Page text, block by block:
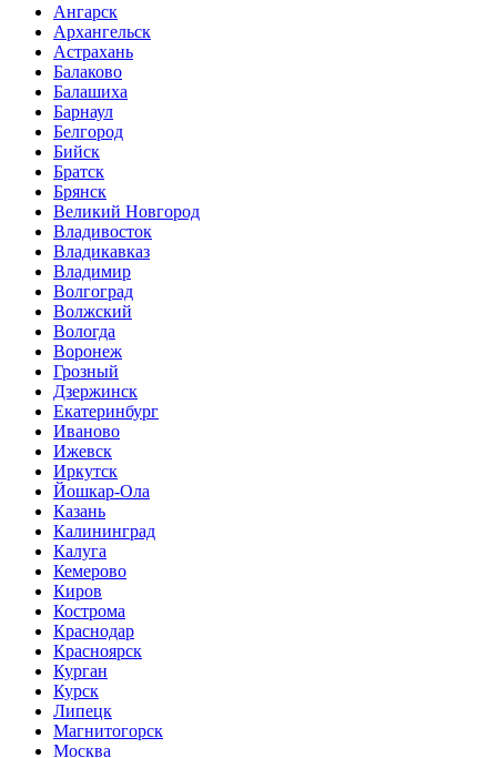
Ангарск
Архангельск
Астрахань
Балаково
Балашиха
Барнаул
Белгород
Бийск
Братск
Брянск
Великий Новгород
Владивосток
Владикавказ
Владимир
Волгоград
Волжский
Вологда
Воронеж
Грозный
Дзержинск
Екатеринбург
Иваново
Ижевск
Иркутск
Йошкар-Ола
Казань
Калининград
Калуга
Кемерово
Киров
Кострома
Краснодар
Красноярск
Курган
Курск
Липецк
Магнитогорск
Москва